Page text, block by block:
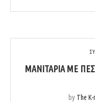
ΜΑΝΙΤΆΡΙΑ ΜΕ
by The